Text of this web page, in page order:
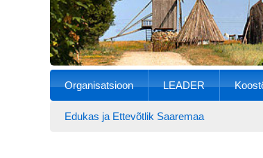
Organisatsioon LEADER
Edukas ja Ettevõtlik Saaremaa